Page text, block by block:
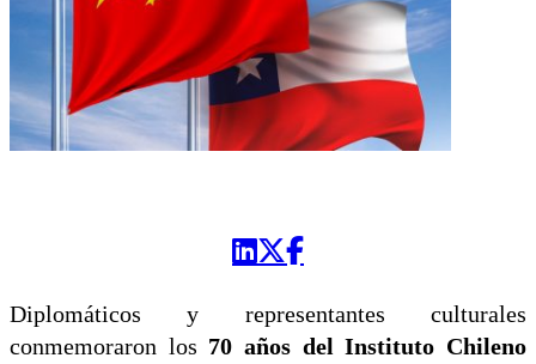
Diplomáticos y representantes culturales
conmemoraron los 70 años del Instituto Chileno